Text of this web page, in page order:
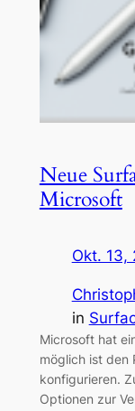
Neue
Microsoft
Okt. 13,
in
Microsoft hat
möglich ist den
konfigurieren.
Optionen zur